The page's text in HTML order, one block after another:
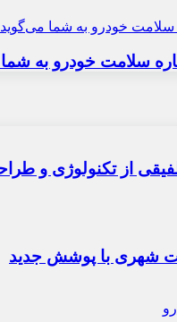
سلامت خودرو به
از تکنولوژی و